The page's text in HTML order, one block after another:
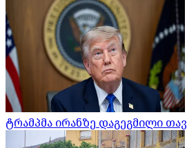
ტრამპმა ირანზე დაგეგმილი